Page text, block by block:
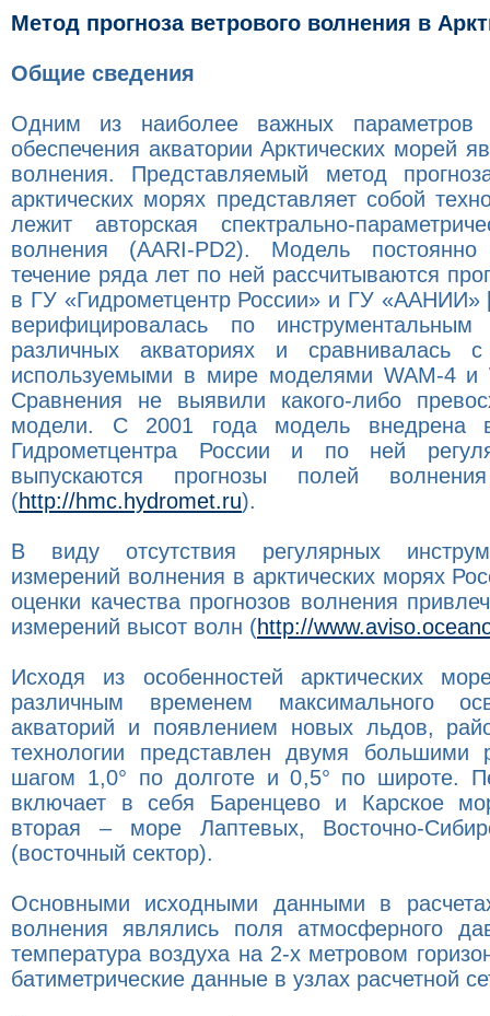
Метод прогноза ветрового волнения в
Общие сведения
Одним из наиболее важных параметров
обеспечения акватории Арктических морей
волнения. Представляемый метод
арктических морях представляет собой
лежит авторская спектрально-
волнения (AARI-PD2). Модель постоянно
течение ряда лет по ней рассчитываются
в ГУ «Гидрометцентр России» и ГУ «ААНИИ»
верифицировалась по
различных акваториях и сравнивалась
используемыми в мире моделями WAM-4 и
Сравнения не выявили какого-либо
модели. С 2001 года модель внедрена в
Гидрометцентра России и по ней
выпускаются прогнозы полей
(http://hmc.hydromet.ru).
В виду отсутствия регулярных
измерений волнения в арктических морях
оценки качества прогнозов волнения
измерений высот волн (http://
Исходя из особенностей арктических
различным временем максимального
акваторий и появлением новых льдов,
технологии представлен двумя большими
шагом 1,0° по долготе и 0,5° по широте.
включает в себя Баренцево и Карское
вторая – море Лаптевых, Восточно-
(восточный сектор).
Основными исходными данными в
волнения являлись поля атмосферного
температура воздуха на 2-х метровом
батиметрические данные в узлах расчетной